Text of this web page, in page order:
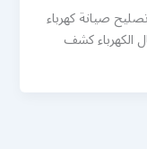
صيانة كهرباء
اعطال الكهرباء كشف